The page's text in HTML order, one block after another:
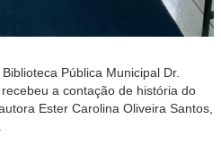
Pública Municipal Dr.
a contação de história do
Ester Carolina Oliveira Santos,